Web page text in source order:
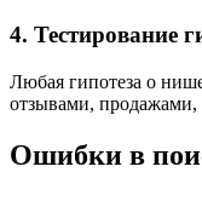
4. Тестирование
Любая гипотеза о
отзывами, продажами,
Ошибки в